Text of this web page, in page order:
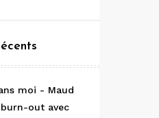
moi - Maud
out avec